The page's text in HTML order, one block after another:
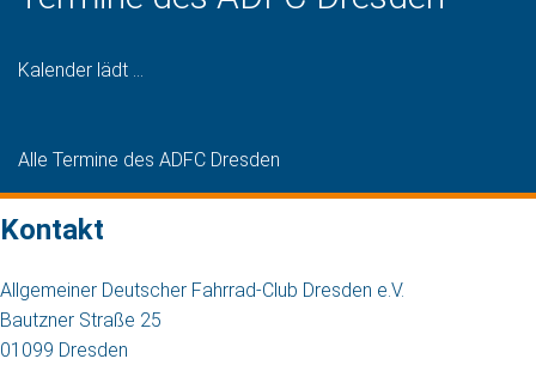
Kalender lädt ...
Alle Termine des ADFC Dresden
Kontakt
Allgemeiner Deutscher Fahrrad-Club Dresden e.V.
Bautzner Straße 25
01099 Dresden